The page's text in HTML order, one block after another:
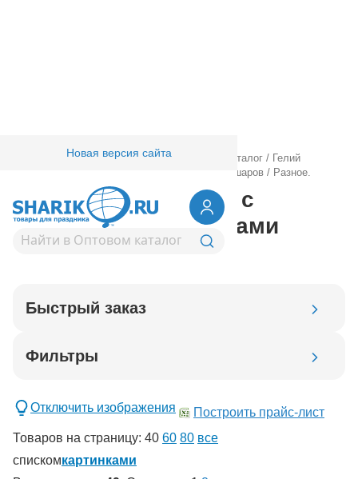
Новая версия сайта
Товары для праздника/ Оптовый каталог / Гелий
Аксессуары для шаров / Разное.
Товары для работы с
воздушными шариками
Быстрый заказ
Фильтры
Отключить изображения
Построить прайс-лист
Товаров на страницу: 40 60 80 все
спискомкартинками